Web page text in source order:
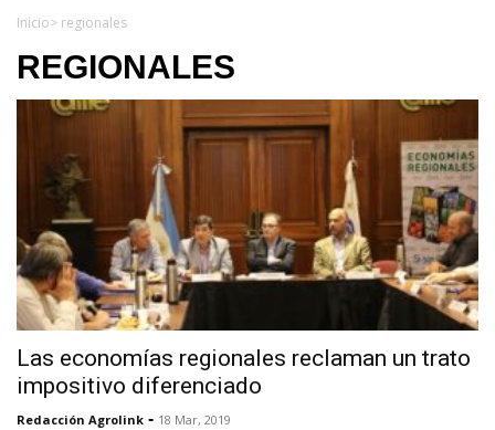
Inicio> regionales
REGIONALES
Las economías regionales reclaman un trato
impositivo diferenciado
Redacción Agrolink - 18 Mar, 2019